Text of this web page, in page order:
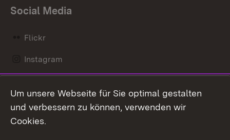
Social Media
Flickr
Instagram
Mastodon
Messenger
Um unsere Webseite für Sie optimal gestalten
und verbessern zu können, verwenden wir
Cookies.